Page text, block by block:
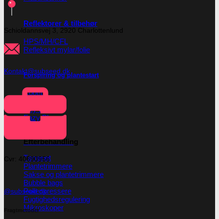
Reflektorer & tilbehør
HPS/MH/CFL
Refleksivt mylar/folie
Forspiring og plantestart
Root!t
Jiffy disks
Eazy Plugs
Efterbehandling
Tørrenet
Plantetrimmere
Sakse og plantetrimmere
Bubble bags
Pollenpressere
Fugtighedsregulering
Mikroskoper
Schioldannsvej 3, 2920 Charlottenlund
Kontakt@subseed.dk
Cvr: 40690956
@subseed.dk
Fragtmetoder